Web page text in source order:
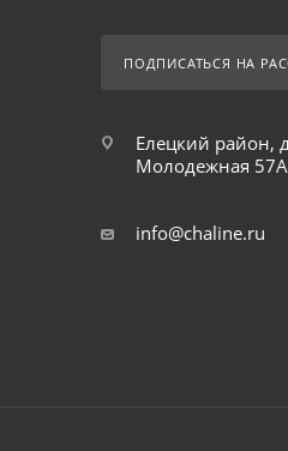
ПОДПИСАТЬСЯ НА
Елецкий район,
Молодежная 57А
info@chaline.ru